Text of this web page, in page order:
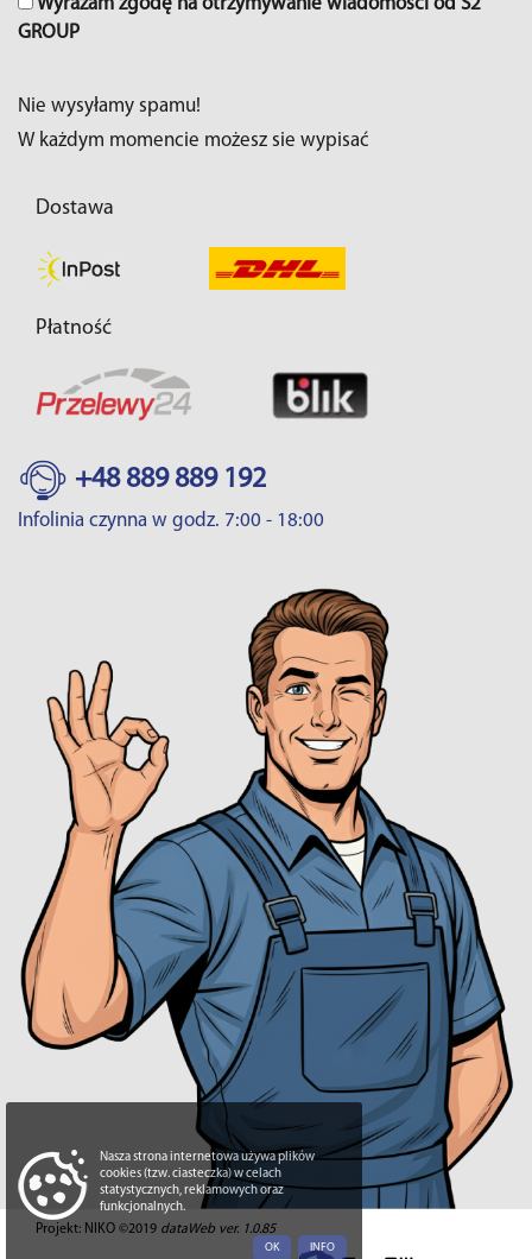
Wyrażam zgodę na otrzymywanie wiadomości od S2
GROUP
Nie wysyłamy spamu!
W każdym momencie możesz sie wypisać
Dostawa
Płatność
+48 889 889 192
Infolinia czynna w godz. 7:00 - 18:00
Projekt: NIKO ©2019 dataWeb ver. 1.0.85
Nasza strona internetowa używa plików
cookies (tzw. ciasteczka) w celach
statystycznych, reklamowych oraz
funkcjonalnych.
INFO
OK